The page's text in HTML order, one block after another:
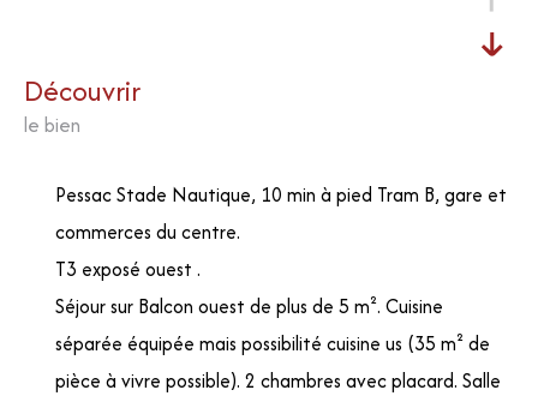
découvrir
le bien
Pessac Stade Nautique, 10 min à pied Tram B, gare et
commerces du centre.
T3 exposé ouest .
Séjour sur Balcon ouest de plus de 5 m². Cuisine
séparée équipée mais possibilité cuisine us (35 m² de
pièce à vivre possible). 2 chambres avec placard. Salle